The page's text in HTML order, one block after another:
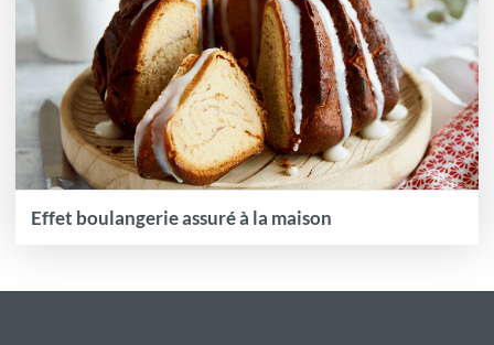
Effet boulangerie assuré à la maison